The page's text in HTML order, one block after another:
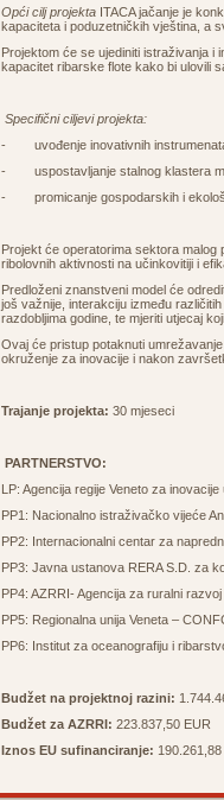
Opći cilj projekta ITACA jačanje je
kapaciteta i poduzetničkih vještina, a
Projektom će se ujediniti istraživanja
kapacitet ribarske flote kako bi ulovili
Specifični ciljevi projekta:
- uvođenje inovativnih instrumenata
- uspostavljanje stalnog klastera
- promicanje gospodarskih i
Projekt će operatorima sektora malog
ribolovnih aktivnosti na učinkovitiji i
Predloženi znanstveni model će
još važnije, interakciju između
razdobljima godine, te mjeriti utjecaj
Ovaj će pristup potaknuti
okruženje za inovacije i nakon
Trajanje projekta: 30 mjeseci
PARTNERSTVO:
LP: Agencija regije Veneto za
PP1: Nacionalno istraživačko vijeće
PP2: Internacionalni centar za
PP3: Javna ustanova RERA S.D. za
PP4: AZRRI- Agencija za ruralni
PP5: Regionalna unija Veneta –
PP6: Institut za oceanografiju i
Budžet na projektnoj razini:
Budžet za AZRRI: 223.837,50 EUR
Iznos EU sufinanciranje: